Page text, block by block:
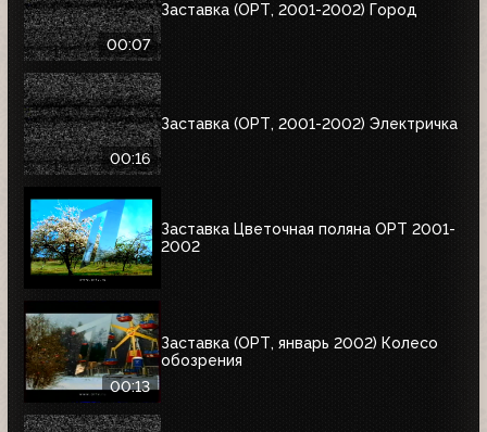
00:07
Заставка (ОРТ, 2001-2002) Город
00:16
Заставка (ОРТ, 2001-2002) Электричка
Заставка Цветочная поляна ОРТ 2001-
2002
00:13
Заставка (ОРТ, январь 2002) Колесо
обозрения